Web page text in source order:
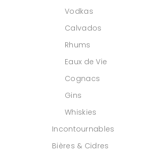
Vodkas
Calvados
Rhums
Eaux de Vie
Cognacs
Gins
Whiskies
Incontournables
Bières & Cidres